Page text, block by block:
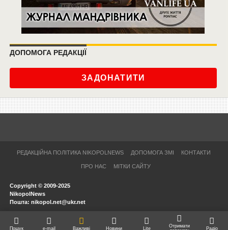
ДОПОМОГА РЕДАКЦІЇ
ЗАДОНАТИТИ
РЕДАКЦІЙНА ПОЛІТИКА NIKOPOLNEWS ДОПОМОГА ЗМІ КОНТАКТИ
ПРО НАС МІТКИ САЙТУ
Copyright © 2009-2025
NikopolNews
Пошта: nikopol.net@ukr.net
Пошук e-mail Важливі Новини Lite
Отримати
Радіо